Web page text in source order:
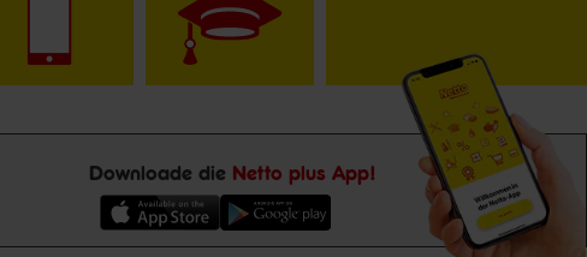
Downloade die Netto plus App!